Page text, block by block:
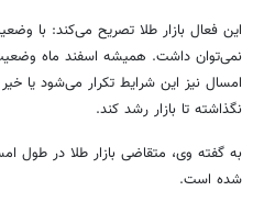
این فعال بازار طلا تصریح می‌کند: با
نمی‌توان داشت. همیشه اسفند ماه
امسال نیز این شرایط تکرار می‌شود یا
نگذاشته تا بازار رشد کند.
به گفته وی، متقاضی بازار طلا در
شده است.